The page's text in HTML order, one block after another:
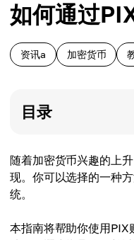
如何通过
资讯a 加密货币
目录
随着加密货币兴趣的上
现。你可以选择的一种
统。
本指南将帮助你使用PIX